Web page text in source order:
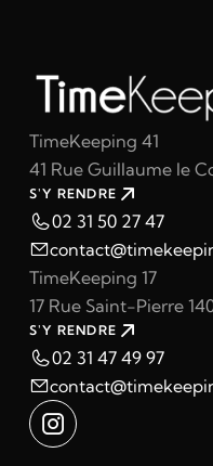
TimeKeeping 41
41 Rue Guillaume le
S'Y RENDRE
02 31 50 27 47
TimeKeeping 17
17 Rue Saint-Pierre
S'Y RENDRE
02 31 47 49 97